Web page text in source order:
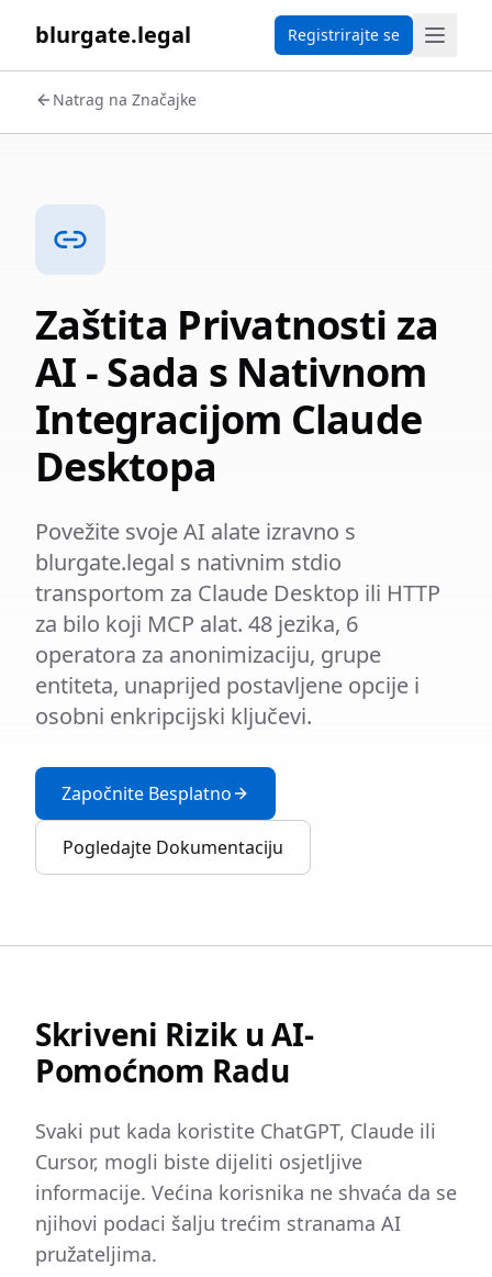
blurgate.legal Registrirajte se
Natrag na Značajke
Zaštita Privatnosti za
AI - Sada s Nativnom
Integracijom Claude
Desktopa
Povežite svoje AI alate izravno s
blurgate.legal s nativnim stdio
transportom za Claude Desktop ili HTTP
za bilo koji MCP alat. 48 jezika, 6
operatora za anonimizaciju, grupe
entiteta, unaprijed postavljene opcije i
osobni enkripcijski ključevi.
Započnite Besplatno
Pogledajte Dokumentaciju
Skriveni Rizik u AI-
Pomoćnom Radu
Svaki put kada koristite ChatGPT, Claude ili
Cursor, mogli biste dijeliti osjetljive
informacije. Većina korisnika ne shvaća da se
njihovi podaci šalju trećim stranama AI
pružateljima.